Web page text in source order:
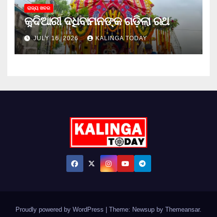
ରାଜ୍ୟ ଖବର
କୁଦିଆରୀ ଦଧିବାମନଙ୍କ ଗଡ଼ିଲା ରଥ
JULY 16, 2026 KALINGA TODAY
Proudly powered by WordPress Theme: Newsup by Themeansar.